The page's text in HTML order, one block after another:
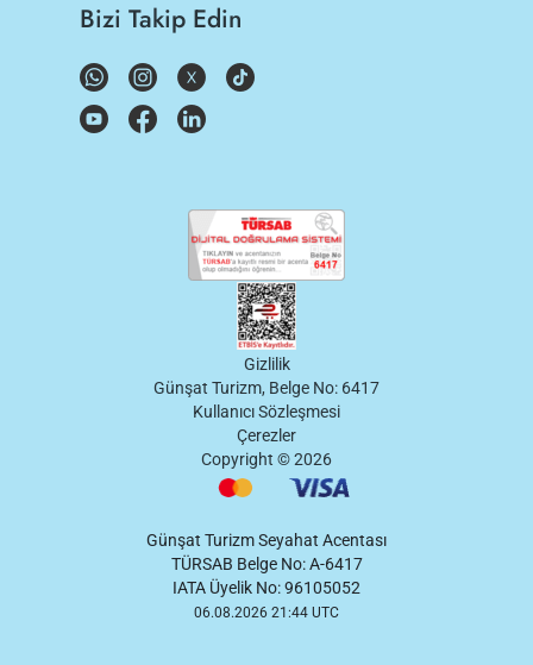
Bizi Takip Edin
Gizlilik
Günşat Turizm, Belge No: 6417
Kullanıcı Sözleşmesi
Çerezler
Copyright ©2026
Günşat Turizm Seyahat Acentası
TÜRSAB Belge No: A-6417
IATA Üyelik No: 96105052
06.08.2026 21:44 UTC